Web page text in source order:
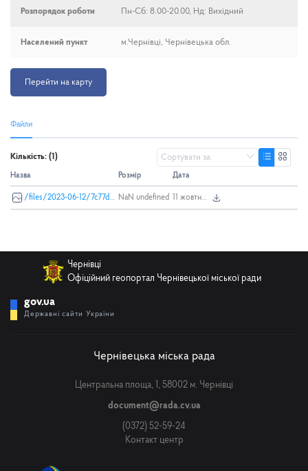
Розпорядок роботи Пн-Сб: 8.00-20.00, Нд: Вихідний
Населений пункт м.Чернівці, Чернівецька обл.
Перейти на карту
Файли
Кількість: (1)
Назва Розмір Дата
/files/2023-06-12/7c77d994-7e17-4b79-b93b-efcde5478d7d.jpg NaN undefined 11 жовтня 2023 р., 12:07
Чернівці
Офіційний геопортал Чернівецької міської ради
gov.ua
Державні сайти України
Чернівецька міська рада
Центральна площа, 1, 58002 м. Чернівці
document@rada.cv.ua
(0372) 52-59-24
Контакт центр